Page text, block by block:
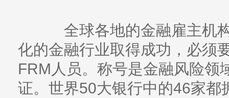
全球各地的金融雇主机构
化的金融行业取得成功，必须
FRM人员。称号是金融风险领
证。世界50大银行中的46家都